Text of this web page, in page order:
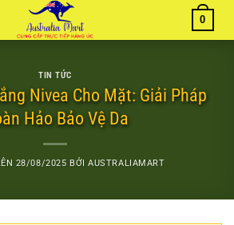
0
TIN TỨC
Nivea Cho Mặt: Giải Pháp
Hảo Bảo Vệ Da
28/08/2025 BỞIAUSTRALIAMART